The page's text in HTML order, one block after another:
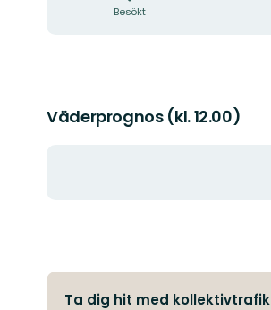
Besökt
Väderprognos (kl. 12.00)
Ta dig hit med kollektivtrafik